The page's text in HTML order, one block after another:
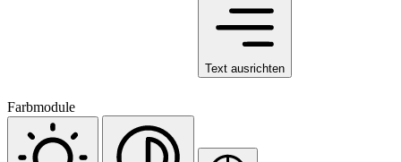
Text ausrichten
Farbmodule